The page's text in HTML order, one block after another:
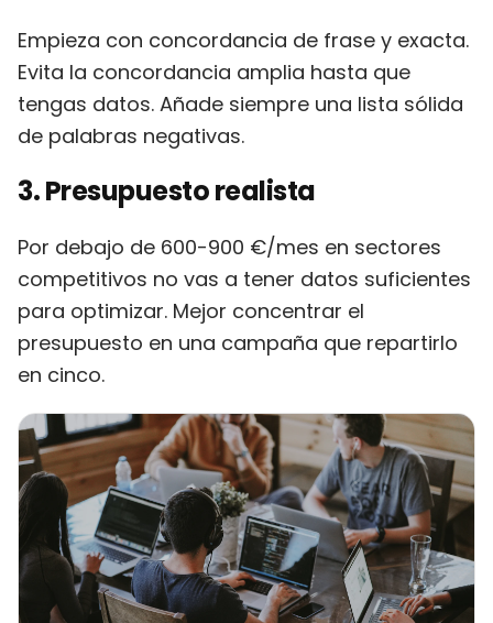
Empieza con concordancia de frase y exacta.
Evita la concordancia amplia hasta que
tengas datos. Añade siempre una lista sólida
de palabras negativas.
3. Presupuesto realista
Por debajo de 600-900 €/mes en sectores
competitivos no vas a tener datos suficientes
para optimizar. Mejor concentrar el
presupuesto en una campaña que repartirlo
en cinco.